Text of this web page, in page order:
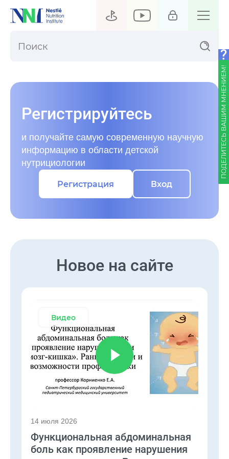
Регистрируйтесь
и получайте самую современную научную
информацию в области детской
нутрициологии
Регистрация Вход
Новое на сайте
Видео
14 июля 2026
Функциональная абдоминальная
боль как проявление нарушения
ПОДЕЛИТЕСЬ ВАШИМ МНЕНИЕМ!